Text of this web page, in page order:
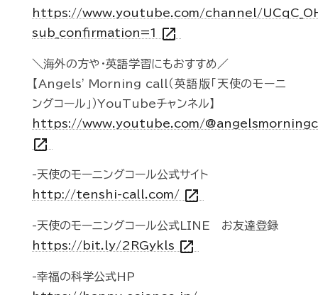
https://www.youtube.com/channel/
sub_confirmation=1 open_in_new
＼海外の方や・英語学習にもおすすめ／
【Angels' Morning call（英語版「天使のモーニ
ングコール」）YouTubeチャンネル】
https://www.youtube.com/
open_in_new
-天使のモーニングコール公式サイト
http://tenshi-call.com/ open_in_new
-天使のモーニングコール公式LINE お友達登録
https://bit.ly/2RGykls open_in_new
-幸福の科学公式HP